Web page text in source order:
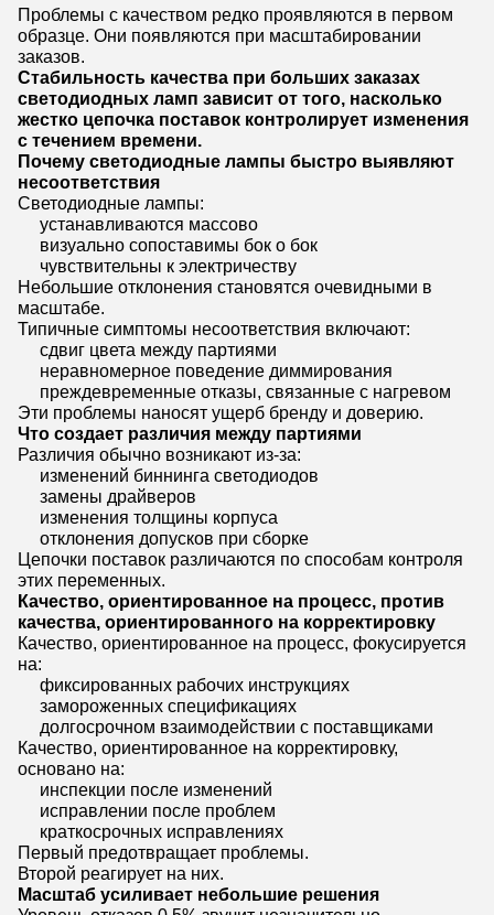
Проблемы с качеством редко проявляются в первом
образце. Они появляются при масштабировании
заказов.
Стабильность качества при больших заказах
светодиодных ламп зависит от того, насколько
жестко цепочка поставок контролирует изменения
с течением времени.
Почему светодиодные лампы быстро выявляют
несоответствия
Светодиодные лампы:
устанавливаются массово
визуально сопоставимы бок о бок
чувствительны к электричеству
Небольшие отклонения становятся очевидными в
масштабе.
Типичные симптомы несоответствия включают:
сдвиг цвета между партиями
неравномерное поведение диммирования
преждевременные отказы, связанные с нагревом
Эти проблемы наносят ущерб бренду и доверию.
Что создает различия между партиями
Различия обычно возникают из-за:
изменений биннинга светодиодов
замены драйверов
изменения толщины корпуса
отклонения допусков при сборке
Цепочки поставок различаются по способам контроля
этих переменных.
Качество, ориентированное на процесс, против
качества, ориентированного на корректировку
Качество, ориентированное на процесс, фокусируется
на:
фиксированных рабочих инструкциях
замороженных спецификациях
долгосрочном взаимодействии с поставщиками
Качество, ориентированное на корректировку,
основано на:
инспекции после изменений
исправлении после проблем
краткосрочных исправлениях
Первый предотвращает проблемы.
Второй реагирует на них.
Масштаб усиливает небольшие решения